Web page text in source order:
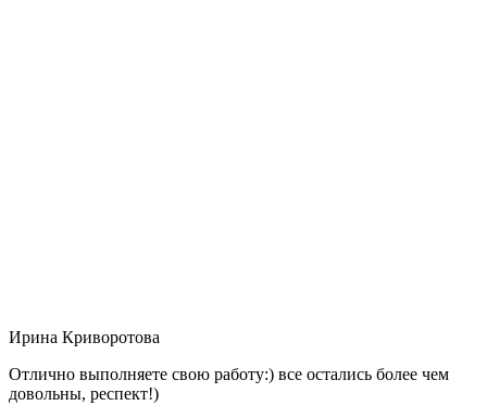
Ирина Криворотова
Отлично выполняете свою работу:) все остались более чем
довольны, респект!)